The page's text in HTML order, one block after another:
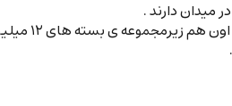
میدان دارند .
دمو